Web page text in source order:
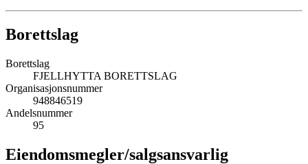
Borettslag
Borettslag
FJELLHYTTA BORETTSLAG
Organisasjonsnummer
948846519
Andelsnummer
95
Eiendomsmegler/salgsansvarlig